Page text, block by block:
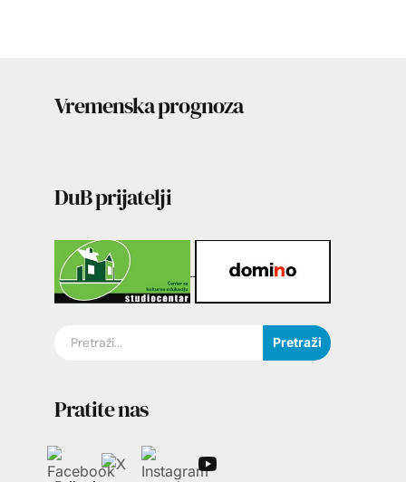
Vremenska prognoza
DuB prijatelji
Pretraži
Pratite nas